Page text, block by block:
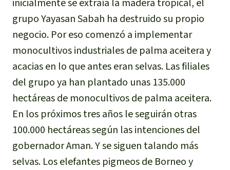
inicialmente se extraía la madera tropical, el
grupo Yayasan Sabah ha destruido su propio
negocio. Por eso comenzó a implementar
monocultivos industriales de palma aceitera y
acacias en lo que antes eran selvas. Las filiales
del grupo ya han plantado unas 135.000
hectáreas de monocultivos de palma aceitera.
En los próximos tres años le seguirán otras
100.000 hectáreas según las intenciones del
gobernador Aman. Y se siguen talando más
selvas. Los elefantes pigmeos de Borneo y